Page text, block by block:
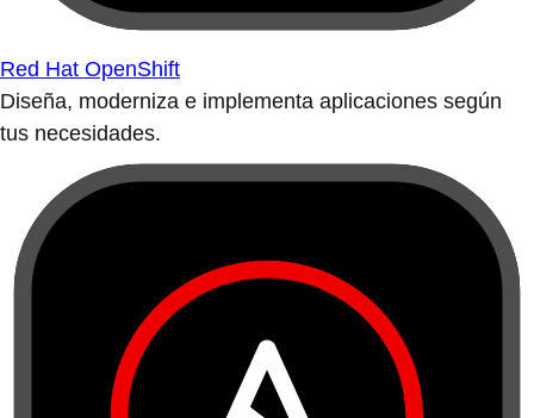
Red Hat OpenShift
Diseña, moderniza e implementa aplicaciones según
tus necesidades.